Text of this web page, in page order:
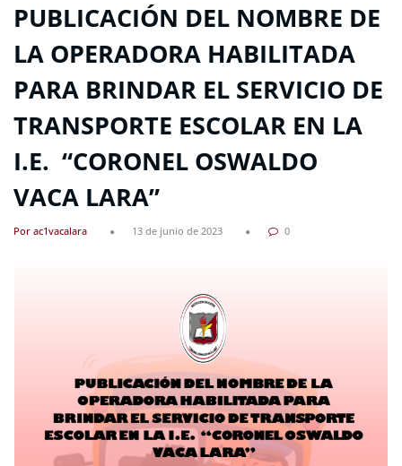
PUBLICACIÓN DEL NOMBRE DE
LA OPERADORA HABILITADA
PARA BRINDAR EL SERVICIO DE
TRANSPORTE ESCOLAR EN LA
I.E. “CORONEL OSWALDO
VACA LARA”
Por ac1vacalara 13 de junio de 2023 0